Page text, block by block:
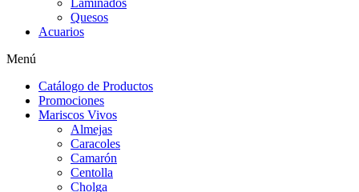
Laminados
Quesos
Acuarios
Menú
Catálogo de Productos
Promociones
Mariscos Vivos
Almejas
Caracoles
Camarón
Centolla
Cholga